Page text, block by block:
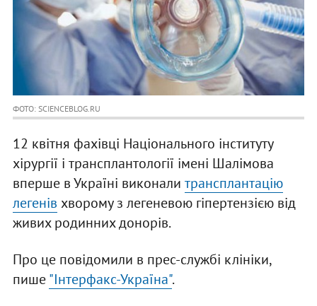
ФОТО: SCIENCEBLOG.RU
12 квітня фахівці Національного інституту
хірургії і трансплантології імені Шалімова
вперше в Україні виконали трансплантацію
легенів хворому з легеневою гіпертензією від
живих родинних донорів.
Про це повідомили в прес-службі клініки,
пише"Інтерфакс-Україна".